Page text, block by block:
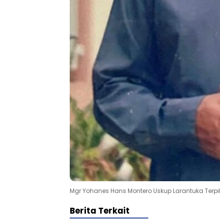
Mgr Yohanes Hans Montero Uskup Larantuka
Berita Terkait